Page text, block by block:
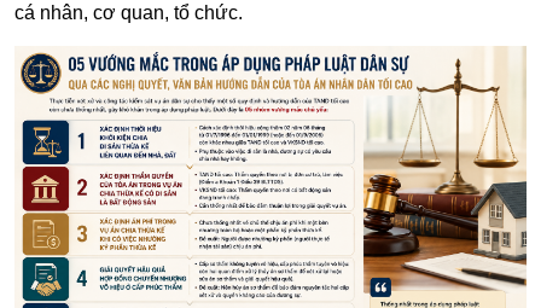
cá nhân, cơ quan, tổ chức.